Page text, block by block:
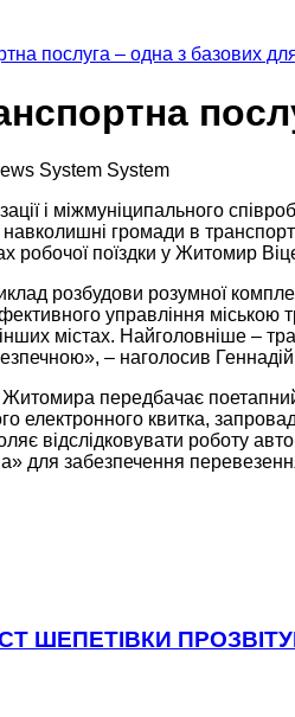
послуга – одна з базових
System System
і міжмуніципального
навколишні громади в
робочої поїздки у Житомир
розбудови розумної
управління міською
містах. Найголовніше –
– наголосив
передбачає поетапний
електронного квитка,
відслідковувати роботу
для забезпечення
ШЕПЕТІВКИ